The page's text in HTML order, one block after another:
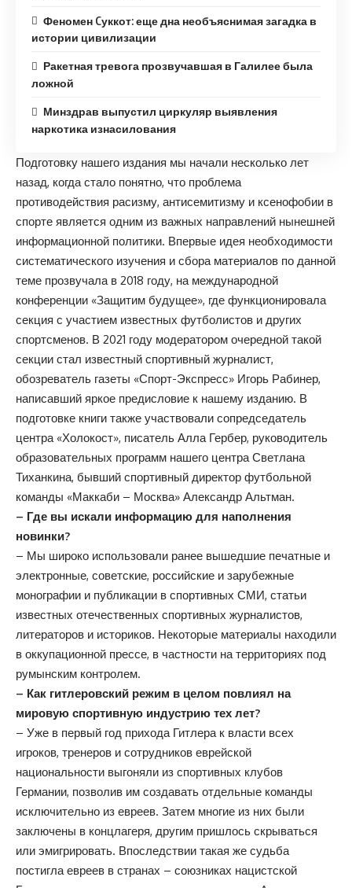
Феномен Cуккот: еще дна необъяснимая загадка в
истории цивилизации
Ракетная тревога прозвучавшая в Галилее была
ложной
Минздрав выпустил циркуляр выявления
наркотика изнасилования
Подготовку нашего издания мы начали несколько лет
назад, когда стало понятно, что проблема
противодействия расизму, антисемитизму и ксенофобии в
спорте является одним из важных направлений нынешней
информационной политики. Впервые идея необходимости
систематического изучения и сбора материалов по данной
теме прозвучала в 2018 году, на международной
конференции «Защитим будущее», где функционировала
секция с участием известных футболистов и других
спортсменов. В 2021 году модератором очередной такой
секции стал известный спортивный журналист,
обозреватель газеты «Спорт-Экспресс» Игорь Рабинер,
написавший яркое предисловие к нашему изданию. В
подготовке книги также участвовали сопредседатель
центра «Холокост», писатель Алла Гербер, руководитель
образовательных программ нашего центра Светлана
Тиханкина, бывший спортивный директор футбольной
команды «Маккаби – Москва» Александр Альтман.
– Где вы искали информацию для наполнения
новинки?
– Мы широко использовали ранее вышедшие печатные и
электронные, советские, российские и зарубежные
монографии и публикации в спортивных СМИ, статьи
известных отечественных спортивных журналистов,
литераторов и историков. Некоторые материалы находили
в оккупационной прессе, в частности на территориях под
румынским контролем.
– Как гитлеровский режим в целом повлиял на
мировую спортивную индустрию тех лет?
– Уже в первый год прихода Гитлера к власти всех
игроков, тренеров и сотрудников еврейской
национальности выгоняли из спортивных клубов
Германии, позволив им создавать отдельные команды
исключительно из евреев. Затем многие из них были
заключены в концлагеря, другим пришлось скрываться
или эмигрировать. Впоследствии такая же судьба
постигла евреев в странах – союзниках нацистской